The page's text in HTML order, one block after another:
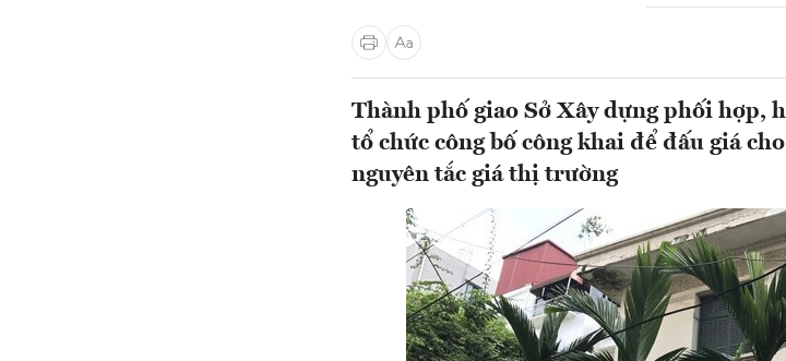
Thành phố giao Sở Xây dựng phối hợp,
tổ chức công bố công khai để đấu giá
nguyên tắc giá thị trường